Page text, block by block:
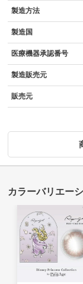
製造方法
製造国
医療機器承認番号
製造販売元
販売元